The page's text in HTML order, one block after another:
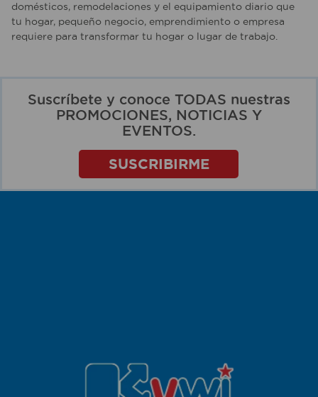
domésticos, remodelaciones y el equipamiento diario que
tu hogar, pequeño negocio, emprendimiento o empresa
requiere para transformar tu hogar o lugar de trabajo.
Suscríbete y conoce TODAS nuestras
PROMOCIONES, NOTICIAS Y
EVENTOS.
SUSCRIBIRME